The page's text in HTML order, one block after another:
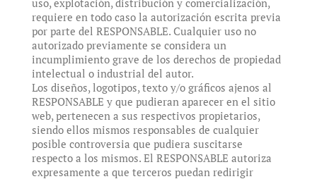
requiere en todo caso la autorización escrita previa
por parte del RESPONSABLE. Cualquier uso no
autorizado previamente se considera un
incumplimiento grave de los derechos de propiedad
intelectual o industrial del autor.
Los diseños, logotipos, texto y/o gráficos ajenos al
RESPONSABLE y que pudieran aparecer en el sitio
web, pertenecen a sus respectivos propietarios,
siendo ellos mismos responsables de cualquier
posible controversia que pudiera suscitarse
respecto a los mismos. El RESPONSABLE autoriza
expresamente a que terceros puedan redirigir